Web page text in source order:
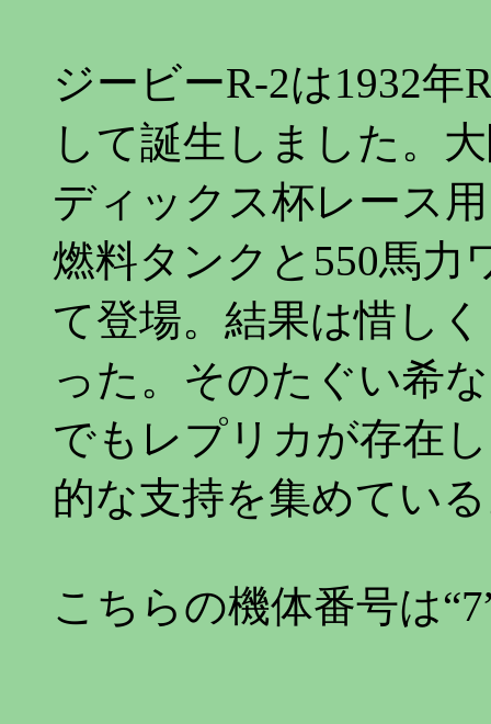
ジービーR-2は1932年
して誕生しました。
ディックス杯レース
燃料タンクと550馬力
て登場。結果は惜し
った。そのたぐい希
でもレプリカが存在
的な支持を集めてい
こちらの機体番号は